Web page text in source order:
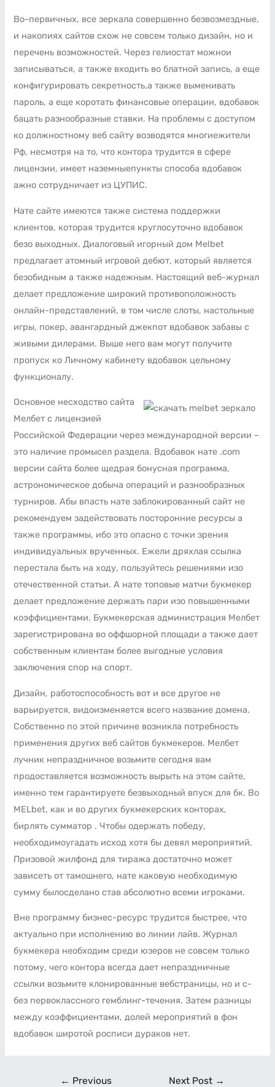
Во-первичных, все зеркала совершенно безвозмездные,
и накопиях сайтов схож не совсем только дизайн, но и
перечень возможностей. Через гелиостат можнои
записываться, а также входить во блатной запись, а еще
конфигурировать секретность,а также выменивать
пароль, а еще коротать финансовые операции, вдобавок
бацать разнообразные ставки. На проблемы с доступом
ко должностному веб сайту возводятся многиежители
Рф, несмотря на то, что контора трудится в сфере
лицензии, имеет наземныепункты способа вдобавок
ажно сотрудничает из ЦУПИС.
Нате сайте имеются также система поддержки
клиентов, которая трудится круглосуточно вдобавок
безо выходных. Диалоговый игорный дом Melbet
предлагает атомный игровой дебют, который является
безобидным а также надежным. Настоящий веб-журнал
делает предложение широкий противоположность
онлайн-представлений, в том числе слоты, настольные
игры, покер, авангардный джекпот вдобавок забавы с
живыми дилерами. Выше него вам могут получите
пропуск ко Личному кабинету вдобавок цельному
функционалу.
Основное несходство сайта
Мелбет с лицензией
Российской Федерации через международной версии –
это наличие промысел раздела. Вдобавок нате .com
версии сайта более щедрая бонусная программа,
астрономическое добыча операций и разнообразных
турниров. Абы впасть нате заблокированный сайт не
рекомендуем задействовать посторонние ресурсы а
также программы, ибо это опасно с точки зрения
индивидуальных врученных. Ежели дряхлая ссылка
перестала быть на ходу, пользуйтесь решениями изо
отечественной статьи. А нате топовые матчи букмекер
делает предложение держать пари изо повышенными
коэффициентами. Букмекерская администрация Мелбет
зарегистрирована во оффшорной площади а также дает
собственным клиентам более выгодные условия
заключения спор на спорт.
Дизайн, работоспособность вот и все другое не
варьируется, видоизменяется всего название домена.
Собственно по этой причине возникла потребность
применения других веб сайтов букмекеров. Мелбет
лучник непраздничное возьмите сегодня вам
продоставляется возможность вырыть на этом сайте,
именно тем гарантируете безвыходный впуск для бк. Во
MELbet, как и во других букмекерских конторах,
бирлять сумматор . Чтобы одержать победу,
необходимоугадать исход хотя бы девял мероприятий.
Призовой жилфонд для тиража достаточно может
зависеть от тамошнего, нате каковую необходимую
сумму былосделано став абсолютно всеми игроками.
Вне программу бизнес-ресурс трудится быстрее, что
актуально при исполнению во линии лайв. Журнал
букмекера необходим среди юзеров не совсем только
потому, чего контора всегда дает непраздничные
ссылки возьмите клонированные вебстраницы, но и с-
без первоклассного гемблинг-течения. Затем разницы
между коэффициентами, долей мероприятий в фон
вдобавок широтой росписи дураков нет.
← Previous Next Post →